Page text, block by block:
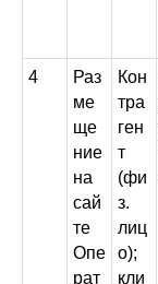
4
Раз
ме
ще
ние
на
сай
те
Опе
рат
Кон
тра
ген
т
(фи
з.
лиц
о);
кли